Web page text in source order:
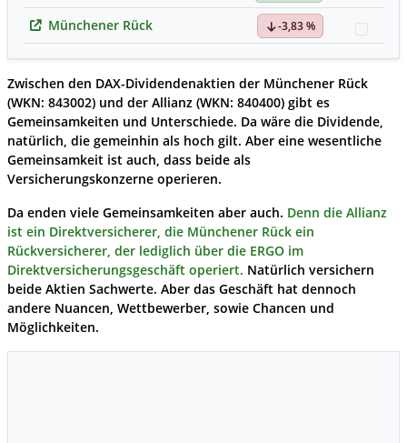
Münchener Rück
-3,83 %
Zwischen den DAX-Dividendenaktien der Münchener Rück
(WKN: 843002) und der Allianz (WKN: 840400) gibt es
Gemeinsamkeiten und Unterschiede. Da wäre die Dividende,
natürlich, die gemeinhin als hoch gilt. Aber eine wesentliche
Gemeinsamkeit ist auch, dass beide als
Versicherungskonzerne operieren.
Da enden viele Gemeinsamkeiten aber auch. Denn die Allianz
ist ein Direktversicherer, die Münchener Rück ein
Rückversicherer, der lediglich über die ERGO im
Direktversicherungsgeschäft operiert. Natürlich versichern
beide Aktien Sachwerte. Aber das Geschäft hat dennoch
andere Nuancen, Wettbewerber, sowie Chancen und
Möglichkeiten.